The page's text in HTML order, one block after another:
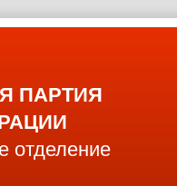
ПАРТИЯ
отделение